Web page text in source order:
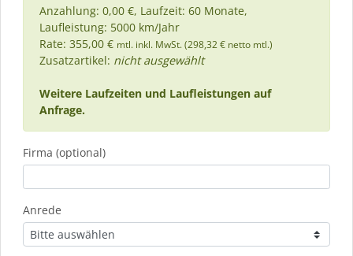
Anzahlung: 0,00 €, Laufzeit: 60 Monate,
Laufleistung: 5000 km/Jahr
Rate: 355,00 € mtl. inkl. MwSt. (298,32 € netto mtl.)
Zusatzartikel: nicht ausgewählt
Weitere Laufzeiten und Laufleistungen auf
Anfrage.
Firma (optional)
Anrede